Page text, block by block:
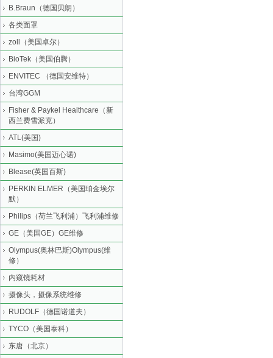
B.Braun（德国贝朗）
各类面罩
zoll（美国卓尔）
BioTek（美国伯腾）
ENVITEC （德国安维特）
台湾GGM
Fisher & Paykel Healthcare（新
西兰费雪派克）
ATL(美国)
Masimo(美国迈心诺)
Blease(英国百斯)
PERKIN ELMER（美国珀金埃尔
默）
Philips（荷兰飞利浦）飞利浦维修
GE（美国GE）GE维修
Olympus(奥林巴斯)Olympus(维
修）
内窥镜耗材
摄像头，摄像系统维修
RUDOLF（德国诺道夫）
TYCO（美国泰科）
东唐（北京）